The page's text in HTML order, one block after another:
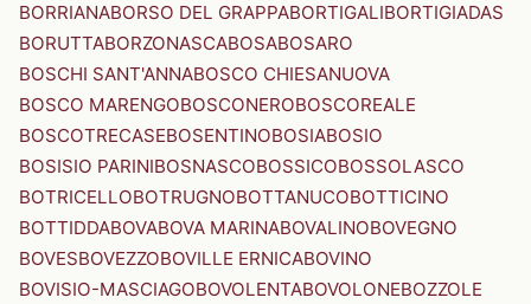
BORRIANABORSO DEL GRAPPABORTIGALIBORTIGIADAS
BORUTTABORZONASCABOSABOSARO
BOSCHI SANT'ANNABOSCO CHIESANUOVA
BOSCO MARENGOBOSCONEROBOSCOREALE
BOSCOTRECASEBOSENTINOBOSIABOSIO
BOSISIO PARINIBOSNASCOBOSSICOBOSSOLASCO
BOTRICELLOBOTRUGNOBOTTANUCOBOTTICINO
BOTTIDDABOVABOVA MARINABOVALINOBOVEGNO
BOVESBOVEZZOBOVILLE ERNICABOVINO
BOVISIO-MASCIAGOBOVOLENTABOVOLONEBOZZOLE